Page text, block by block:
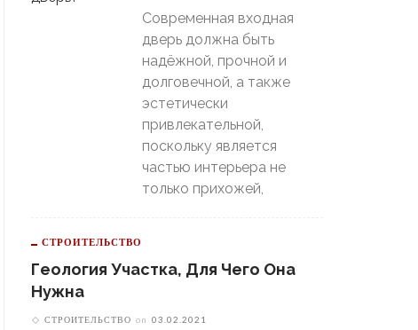
Современная входная
дверь должна быть
надёжной, прочной и
долговечной, а также
эстетически
привлекательной,
поскольку является
частью интерьера не
только прихожей,
СТРОИТЕЛЬСТВО
Геология Участка, Для Чего Она
Нужна
СТРОИТЕЛЬСТВО on 03.02.2021